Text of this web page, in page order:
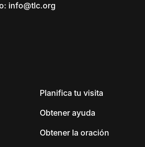
info@tlc.org
Planifica tu visita
Obtener ayuda
Obtener la oración